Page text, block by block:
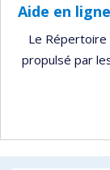
Aide en
Le Répertoire
propulsé par